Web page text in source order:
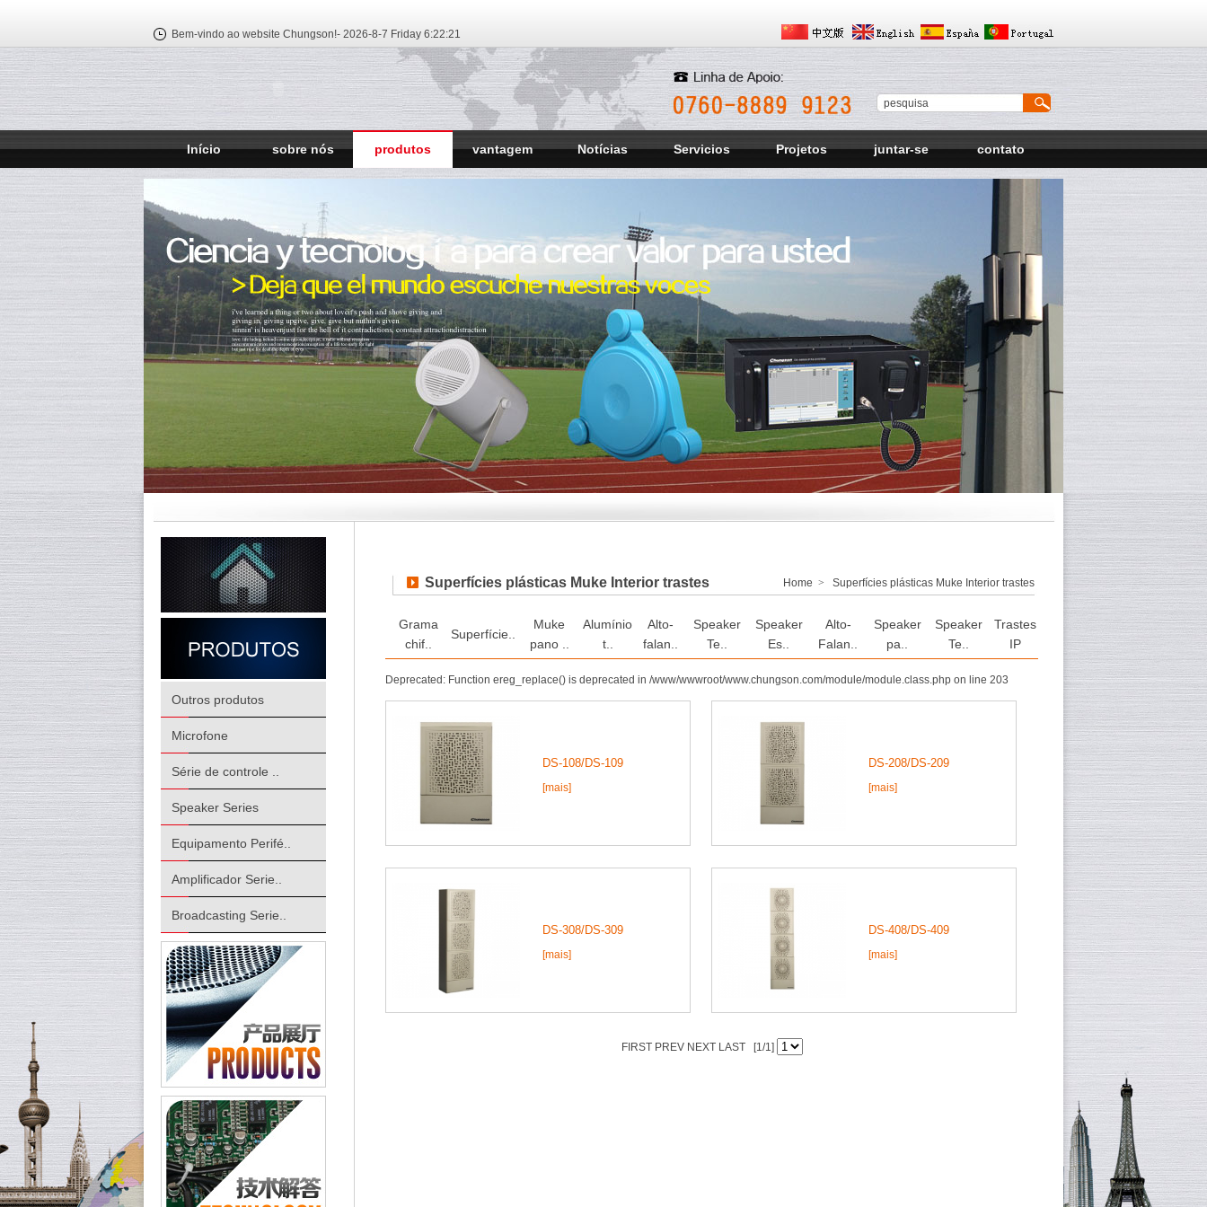
Bem-vindo ao website Chungson!- 2026-8-7 Friday 6:22:22
Início sobre nós produtos vantagem Notícias Servicios Projetos juntar-se contato
Outros produtos
Microfone
Série de controle ..
Speaker Series
Equipamento Perifé..
Amplificador Serie..
Broadcasting Serie..
Superfícies plásticas Muke Interior trastes Home > Superfícies plásticas Muke Interior trastes
Grama
chif..
Superfície..
Muke
pano ..
Alumínio
t..
Alto-
falan..
Speaker
Te..
Speaker
Es..
Alto-
Falan..
Speaker
pa..
Speaker
Te..
Trastes
IP
Deprecated: Function ereg_replace() is deprecated in /www/wwwroot/www.chungson.com/module/module.class.php on line 203
DS-108/DS-109
[mais]
DS-208/DS-209
[mais]
DS-308/DS-309
[mais]
DS-408/DS-409
[mais]
FIRST PREV NEXT LAST [1/1]